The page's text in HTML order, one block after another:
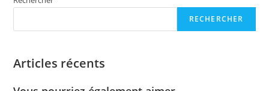
RECHERCHER
Articles récents